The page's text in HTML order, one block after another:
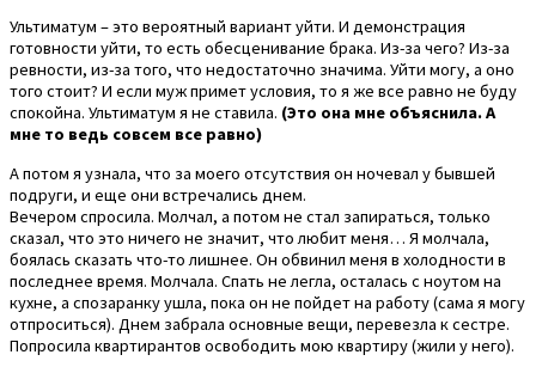
Ультиматум – это вероятный вариант уйти. И демонстрация
готовности уйти, то есть обесценивание брака. Из-за чего? Из-за
ревности, из-за того, что недостаточно значима. Уйти могу, а оно
того стоит? И если муж примет условия, то я же все равно не буду
спокойна. Ультиматум я не ставила. (Это она мне объяснила. А
мне то ведь совсем все равно)
А потом я узнала, что за моего отсутствия он ночевал у бывшей
подруги, и еще они встречались днем.
Вечером спросила. Молчал, а потом не стал запираться, только
сказал, что это ничего не значит, что любит меня… Я молчала,
боялась сказать что-то лишнее. Он обвинил меня в холодности в
последнее время. Молчала. Спать не легла, осталась с ноутом на
кухне, а спозаранку ушла, пока он не пойдет на работу (сама я могу
отпроситься). Днем забрала основные вещи, перевезла к сестре.
Попросила квартирантов освободить мою квартиру (жили у него).